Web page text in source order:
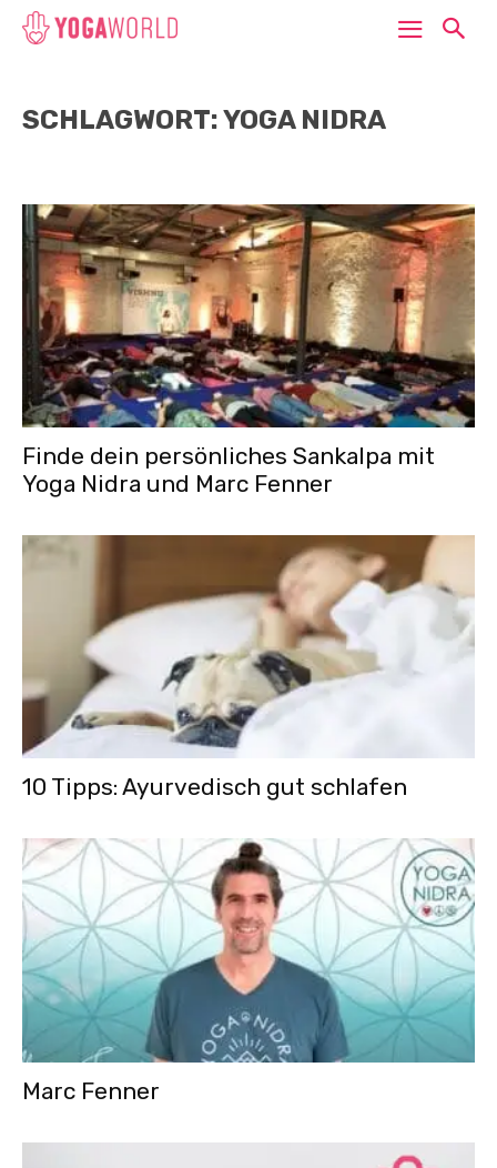
SCHLAGWORT: YOGA NIDRA
Finde dein persönliches Sankalpa mit
Yoga Nidra und Marc Fenner
10 Tipps: Ayurvedisch gut schlafen
Marc Fenner